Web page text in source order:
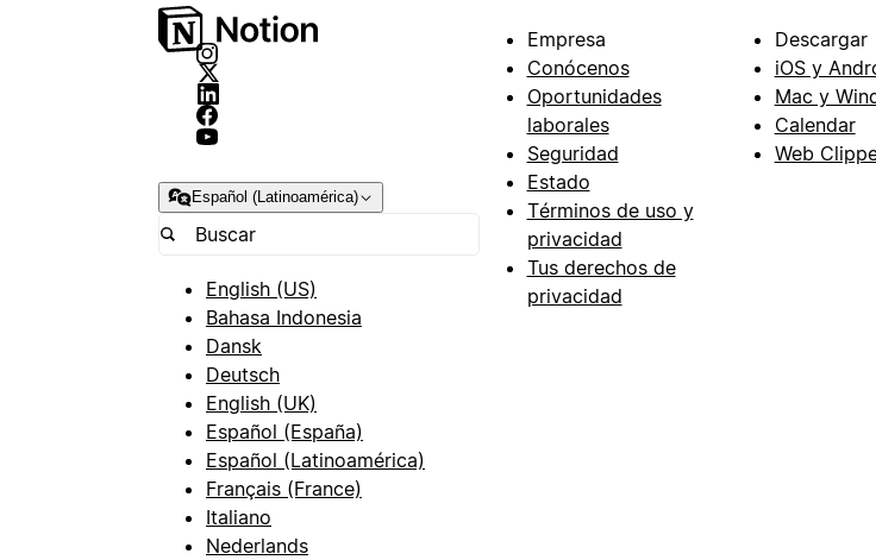
Español (Latinoamérica)
English (US)
Bahasa Indonesia
Dansk
Deutsch
English (UK)
Español (España)
Español (Latinoamérica)
Français (France)
Italiano
Nederlands
Empresa
Conócenos
Oportunidades
laborales
Seguridad
Estado
Términos de uso y
privacidad
Tus derechos de
privacidad
Descargar
iOS y
Mac y
Calendar
Web